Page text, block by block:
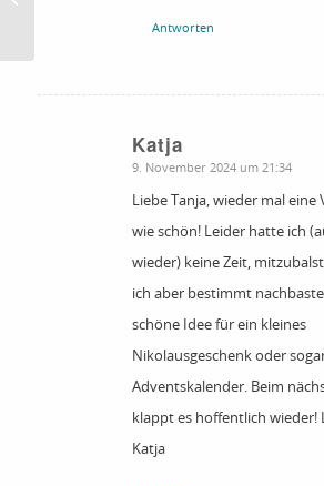
Antworten
Katja
sagte:
9. November 2024 um 21:34
Liebe Tanja, wieder mal eine
wie schön! Leider hatte ich
wieder) keine Zeit,
ich aber bestimmt
schöne Idee für ein kleines
Nikolausgeschenk oder
Adventskalender. Beim
klappt es hoffentlich wieder!
Katja